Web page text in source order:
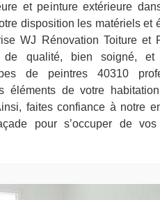
et peinture extérieure
disposition les matériels et
WJ Rénovation Toiture et
qualité, bien soigné, et
de peintres 40310
éléments de votre
faites confiance à notre
pour s’occuper de